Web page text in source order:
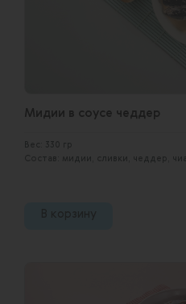
Мидии в соусе чеддер
Вес: 330 гр
Состав: мидии, сливки, чеддер,